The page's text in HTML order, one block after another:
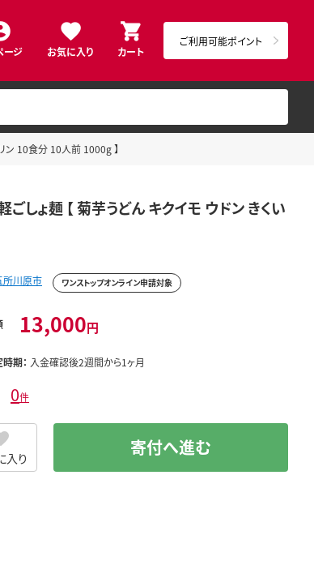
ージ お気に入り カート
ご利用可能ポイント
ン 10食分 10人前 1000g 】
ょ麺 【 菊芋うどん キクイモ ウドン きくい
所川原市 ワンストップオンライン申請対象
13,000円
期： 入金確認後2週間から1ヶ月
0件
入り 寄付へ進む